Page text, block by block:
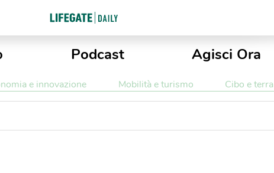
Podcast Agisci Ora
e innovazione Mobilità e turismo Cibo e terra